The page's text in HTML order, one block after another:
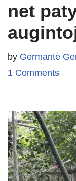
net
by Germantė
1 Comments